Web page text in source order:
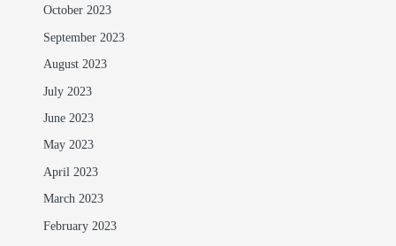
October 2023
September 2023
August 2023
July 2023
June 2023
May 2023
April 2023
March 2023
February 2023